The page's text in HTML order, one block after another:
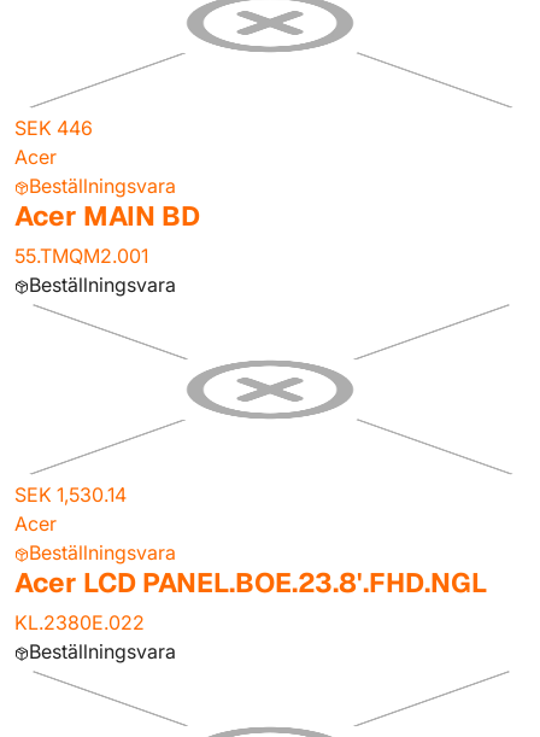
SEK 446
Acer
Beställningsvara
Acer MAIN BD
55.TMQM2.001
Beställningsvara
SEK 1,530.14
Acer
Beställningsvara
Acer LCD PANEL.BOE.23.8'.FHD.NGL
KL.2380E.022
Beställningsvara